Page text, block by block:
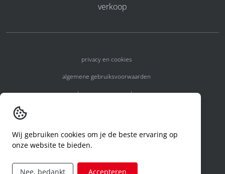
verkoop
privacy en cookies
algemene gebruiksvoorwaarden
algemene voorwaarden
code of conduct
aanvraag rechten ivm privacy
Wij gebruiken cookies om je de beste ervaring op
onze website te bieden.
Nee, bedankt Accepteren